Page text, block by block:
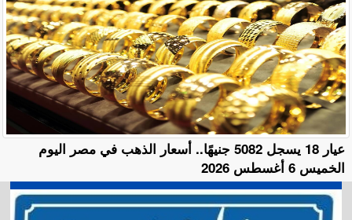
عيار 18 يسجل 5082 جنيهًا.. أسعار الذهب في مصر اليوم
الخميس 6 أغسطس 2026